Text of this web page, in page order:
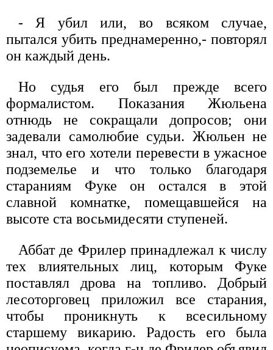
- Я убил или, во всяком случае,
пытался убить преднамеренно,- повторял
он каждый день.
Но судья его был прежде всего
формалистом. Показания Жюльена
отнюдь не сокращали допросов; они
задевали самолюбие судьи. Жюльен не
знал, что его хотели перевести в ужасное
подземелье и что только благодаря
стараниям Фуке он остался в этой
славной комнатке, помещавшейся на
высоте ста восьмидесяти ступеней.
Аббат де Фрилер принадлежал к числу
тех влиятельных лиц, которым Фуке
поставлял дрова на топливо. Добрый
лесоторговец приложил все старания,
чтобы проникнуть к всесильному
старшему викарию. Радость его была